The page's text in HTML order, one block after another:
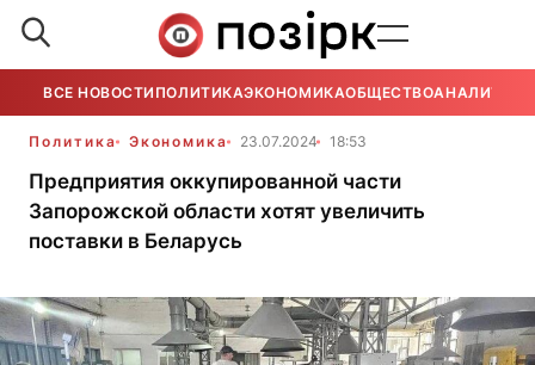
ВСЕ НОВОСТИ ПОЛИТИКАЭКОНОМИКАОБЩЕСТВОАНАЛИТИКА
Политика Экономика 23.07.2024 18:53
Предприятия оккупированной части
Запорожской области хотят увеличить
поставки в Беларусь